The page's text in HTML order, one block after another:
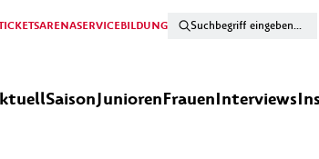
ARENASERVICEBILDUNG
SaisonJuniorenFrauenInterviews